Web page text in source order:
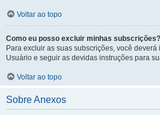
Voltar ao topo
Como eu posso excluir minhas subscrições?
Para excluir as suas subscrições, você
Usuário e seguir as devidas instruções para
Voltar ao topo
Sobre Anexos